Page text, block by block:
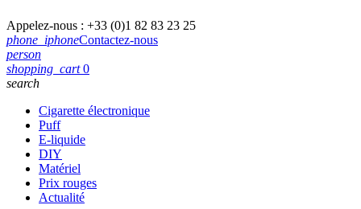
Appelez-nous : +33 (0)1 82 83 23 25
phone_iphoneContactez-nous
person
shopping_cart 0
search
Cigarette électronique
Puff
E-liquide
DIY
Matériel
Prix rouges
Actualité